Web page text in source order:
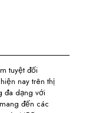
tuyệt đối
nay trên thị
đa dạng với
đến các